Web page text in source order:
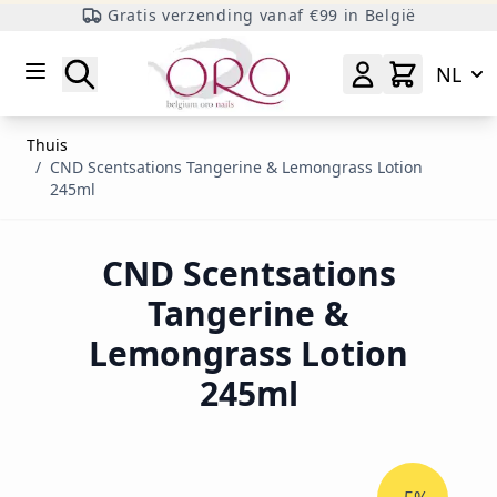
Gratis verzending vanaf €99 in België
Zoeken
NL
Thuis
/ CND Scentsations Tangerine & Lemongrass Lotion
245ml
CND Scentsations
Tangerine &
Lemongrass Lotion
245ml